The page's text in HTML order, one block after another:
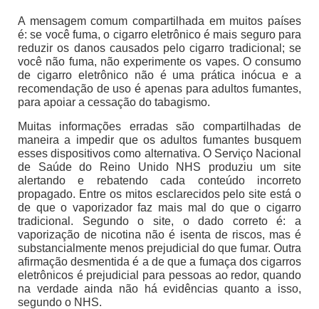
A mensagem comum compartilhada em muitos países
é: se você fuma, o cigarro eletrônico é mais seguro para
reduzir os danos causados pelo cigarro tradicional; se
você não fuma, não experimente os vapes. O consumo
de cigarro eletrônico não é uma prática inócua e a
recomendação de uso é apenas para adultos fumantes,
para apoiar a cessação do tabagismo.
Muitas informações erradas são compartilhadas de
maneira a impedir que os adultos fumantes busquem
esses dispositivos como alternativa. O Serviço Nacional
de Saúde do Reino Unido NHS produziu um site
alertando e rebatendo cada conteúdo incorreto
propagado. Entre os mitos esclarecidos pelo site está o
de que o vaporizador faz mais mal do que o cigarro
tradicional. Segundo o site, o dado correto é: a
vaporização de nicotina não é isenta de riscos, mas é
substancialmente menos prejudicial do que fumar. Outra
afirmação desmentida é a de que a fumaça dos cigarros
eletrônicos é prejudicial para pessoas ao redor, quando
na verdade ainda não há evidências quanto a isso,
segundo o NHS.